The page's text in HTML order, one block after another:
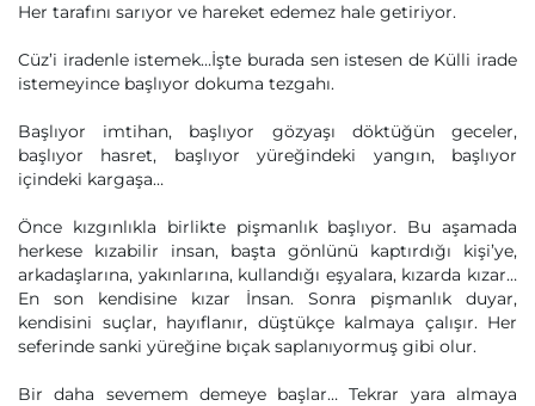
Her tarafını sarıyor ve hareket edemez hale getiriyor.
Cüz’i iradenle istemek…İşte burada sen istesen de Külli irade
istemeyince başlıyor dokuma tezgahı.
Başlıyor imtihan, başlıyor gözyaşı döktüğün geceler,
başlıyor hasret, başlıyor yüreğindeki yangın, başlıyor
içindeki kargaşa…
Önce kızgınlıkla birlikte pişmanlık başlıyor. Bu aşamada
herkese kızabilir insan, başta gönlünü kaptırdığı kişi’ye,
arkadaşlarına, yakınlarına, kullandığı eşyalara, kızarda kızar…
En son kendisine kızar İnsan. Sonra pişmanlık duyar,
kendisini suçlar, hayıflanır, düştükçe kalmaya çalışır. Her
seferinde sanki yüreğine bıçak saplanıyormuş gibi olur.
Bir daha sevemem demeye başlar… Tekrar yara almaya